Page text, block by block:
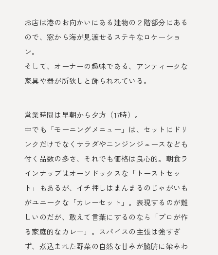
お店は港のお向かいにある建物の２階部分にある
ので、窓から海が見渡せるステキなロケーショ
ン。
そして、オーナーの趣味である、アンティークな
家具や器が所狭しと飾られれている。
営業時間は早朝から夕方（17時）。
中でも「モーニングメニュー」は、セットにドリ
ンクだけでなくサラダやニンジンジュースなども
付く品数の多さ、それでも価格は良心的。朝食ラ
インナップはオーソドックスな「トーストセッ
ト」もあるが、イチ押しはまんまるのじゃがいも
がユニークな「カレーセット」。表現するのが難
しいのだが、敢えて言葉にするのなら「プロが作
る家庭的なカレー」。スパイスの主張は強すぎ
ず、煮込まれた野菜の自然な甘みが臓腑に染みわ